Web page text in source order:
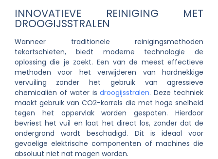
INNOVATIEVE REINIGING MET
DROOGIJSSTRALEN
Wanneer traditionele reinigingsmethoden
tekortschieten, biedt moderne technologie de
oplossing die je zoekt. Een van de meest effectieve
methoden voor het verwijderen van hardnekkige
vervuiling zonder het gebruik van agressieve
chemicaliën of water is droogijsstralen. Deze techniek
maakt gebruik van CO2-korrels die met hoge snelheid
tegen het oppervlak worden gespoten. Hierdoor
bevriest het vuil en laat het direct los, zonder dat de
ondergrond wordt beschadigd. Dit is ideaal voor
gevoelige elektrische componenten of machines die
absoluut niet nat mogen worden.